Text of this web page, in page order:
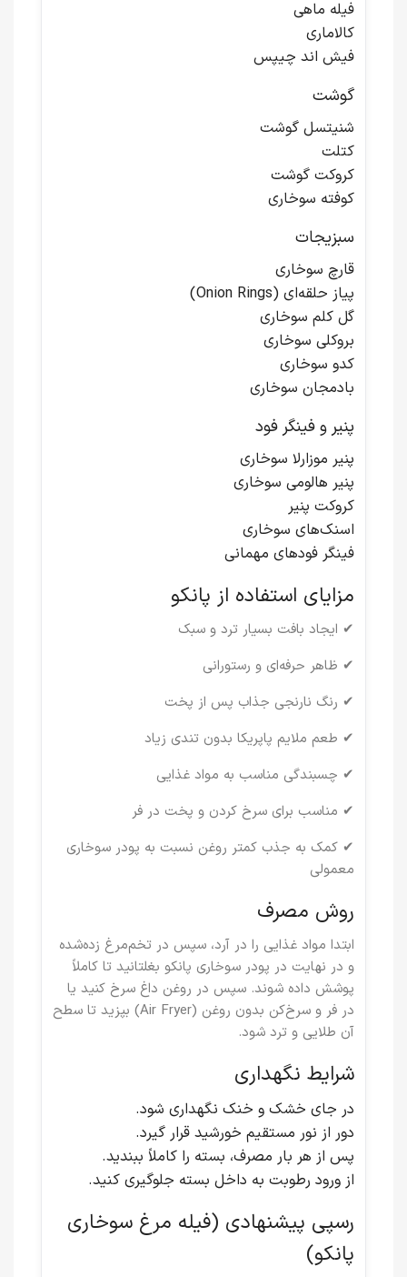
فیله ماهی
کالاماری
فیش اند چیپس
گوشت
شنیتسل گوشت
کتلت
کروکت گوشت
کوفته سوخاری
سبزیجات
قارچ سوخاری
پیاز حلقه‌ای (Onion Rings)
گل کلم سوخاری
بروکلی سوخاری
کدو سوخاری
بادمجان سوخاری
پنیر و فینگر فود
پنیر موزارلا سوخاری
پنیر هالومی سوخاری
کروکت پنیر
اسنک‌های سوخاری
فینگر فودهای مهمانی
مزایای استفاده از پانکو
✔ ایجاد بافت بسیار ترد و سبک
✔ ظاهر حرفه‌ای و رستورانی
✔ رنگ نارنجی جذاب پس از پخت
✔ طعم ملایم پاپریکا بدون تندی زیاد
✔ چسبندگی مناسب به مواد غذایی
✔ مناسب برای سرخ کردن و پخت در فر
✔ کمک به جذب کمتر روغن نسبت به پودر سوخاری
معمولی
روش مصرف
ابتدا مواد غذایی را در آرد، سپس در تخم‌مرغ زده‌شده
و در نهایت در پودر سوخاری پانکو بغلتانید تا کاملاً
پوشش داده شوند. سپس در روغن داغ سرخ کنید یا
در فر و سرخ‌کن بدون روغن (Air Fryer) بپزید تا سطح
آن طلایی و ترد شود.
شرایط نگهداری
در جای خشک و خنک نگهداری شود.
دور از نور مستقیم خورشید قرار گیرد.
پس از هر بار مصرف، بسته را کاملاً ببندید.
از ورود رطوبت به داخل بسته جلوگیری کنید.
رسپی پیشنهادی (فیله مرغ سوخاری
پانکو)